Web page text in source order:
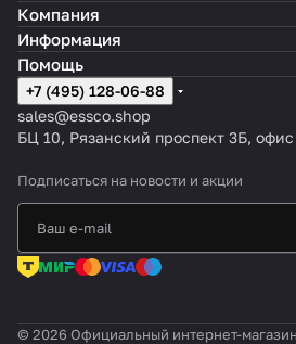
Компания
Информация
Помощь
+7 (495) 128-06-88
sales@essco.shop
БЦ 10, Рязанский проспект 3Б, офис
Подписаться на новости и акции
© 2026 Официальный интернет-